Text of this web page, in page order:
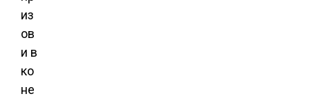
из
ов
и в
ко
не